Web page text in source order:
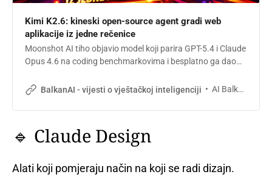
Kimi K2.6: kineski open-source agent gradi web
aplikacije iz jedne rečenice
Moonshot AI tiho objavio model koji parira GPT-5.4 i Claude
Opus 4.6 na coding benchmarkovima i besplatno ga dao
Kimi K2.6, open-weight model (model otvorenih težina,
benchmarkovima stoji uz rame
BalkanAI - vijesti o vještačkoj inteligenciji AI Balkan
🔹 Claude Design
Alati koji pomjeraju način na koji se radi dizajn.